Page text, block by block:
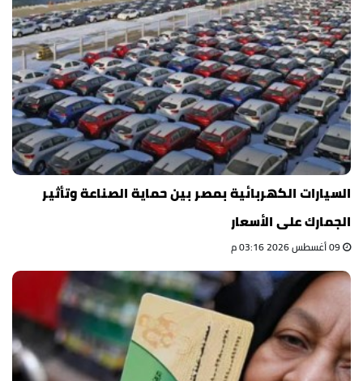
السيارات الكهربائية بمصر بين حماية الصناعة وتأثير
الجمارك على الأسعار